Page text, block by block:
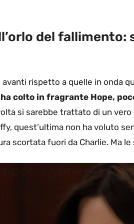
del
rispetto a quelle in onda
colto in fragrante Hope,
si sarebbe trattato di un
quest’ultima non ha voluto
scortata fuori da Charlie. Ma